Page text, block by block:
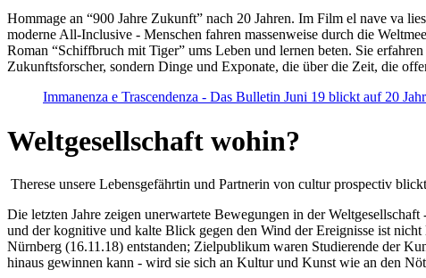
Hommage an “900 Jahre Zukunft” nach 20 Jahren. Im Film el nave va
moderne All-Inclusive - Menschen fahren massenweise durch die
Roman “Schiffbruch mit Tiger” ums Leben und lernen beten. Sie
Zukunftsforscher, sondern Dinge und Exponate, die über die Zeit, die
Immanenza e Trascendenza - Das Bulletin Juni 19 blickt auf 20
Weltgesellschaft wohin?
Therese unsere Lebensgefährtin und Partnerin von cultur prospectiv
Die letzten Jahre zeigen unerwartete Bewegungen in der
und der kognitive und kalte Blick gegen den Wind der Ereignisse ist
Nürnberg (16.11.18) entstanden; Zielpublikum waren Studierende der
hinaus gewinnen kann - wird sie sich an Kultur und Kunst wie an den